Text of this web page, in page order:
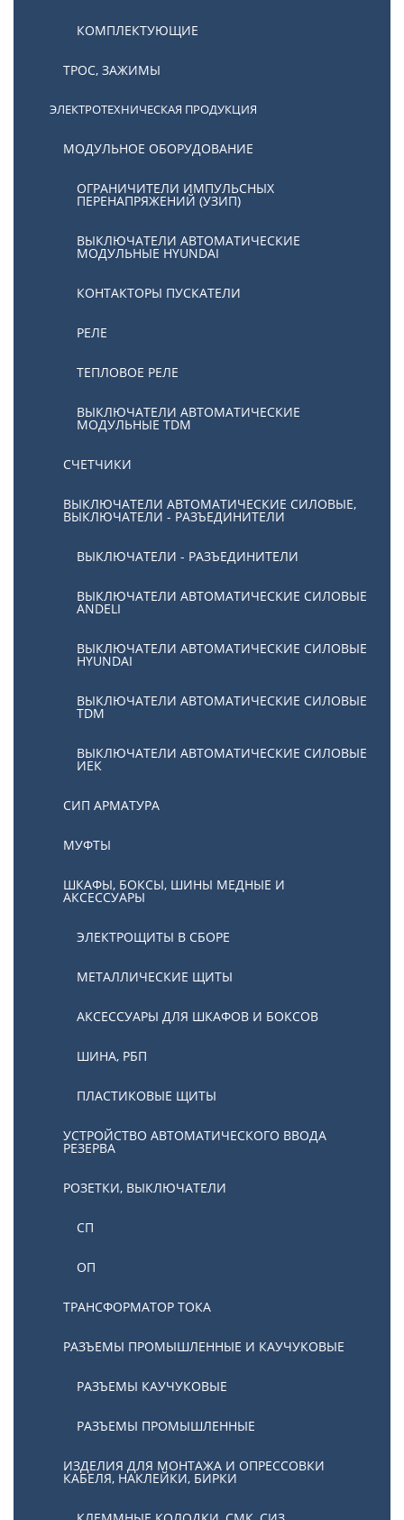
КОМПЛЕКТУЮЩИЕ
ТРОС, ЗАЖИМЫ
ЭЛЕКТРОТЕХНИЧЕСКАЯ ПРОДУКЦИЯ
МОДУЛЬНОЕ ОБОРУДОВАНИЕ
ОГРАНИЧИТЕЛИ ИМПУЛЬСНЫХ
ПЕРЕНАПРЯЖЕНИЙ (УЗИП)
ВЫКЛЮЧАТЕЛИ АВТОМАТИЧЕСКИЕ
МОДУЛЬНЫЕ HYUNDAI
КОНТАКТОРЫ ПУСКАТЕЛИ
РЕЛЕ
ТЕПЛОВОЕ РЕЛЕ
ВЫКЛЮЧАТЕЛИ АВТОМАТИЧЕСКИЕ
МОДУЛЬНЫЕ TDM
СЧЕТЧИКИ
ВЫКЛЮЧАТЕЛИ АВТОМАТИЧЕСКИЕ СИЛОВЫЕ,
ВЫКЛЮЧАТЕЛИ - РАЗЪЕДИНИТЕЛИ
ВЫКЛЮЧАТЕЛИ - РАЗЪЕДИНИТЕЛИ
ВЫКЛЮЧАТЕЛИ АВТОМАТИЧЕСКИЕ СИЛОВЫЕ
ANDELI
ВЫКЛЮЧАТЕЛИ АВТОМАТИЧЕСКИЕ СИЛОВЫЕ
HYUNDAI
ВЫКЛЮЧАТЕЛИ АВТОМАТИЧЕСКИЕ СИЛОВЫЕ
TDM
ВЫКЛЮЧАТЕЛИ АВТОМАТИЧЕСКИЕ СИЛОВЫЕ
ИЕК
СИП АРМАТУРА
МУФТЫ
ШКАФЫ, БОКСЫ, ШИНЫ МЕДНЫЕ И
АКСЕССУАРЫ
ЭЛЕКТРОЩИТЫ В СБОРЕ
МЕТАЛЛИЧЕСКИЕ ЩИТЫ
АКСЕССУАРЫ ДЛЯ ШКАФОВ И БОКСОВ
ШИНА, РБП
ПЛАСТИКОВЫЕ ЩИТЫ
УСТРОЙСТВО АВТОМАТИЧЕСКОГО ВВОДА
РЕЗЕРВА
РОЗЕТКИ, ВЫКЛЮЧАТЕЛИ
СП
ОП
ТРАНСФОРМАТОР ТОКА
РАЗЪЕМЫ ПРОМЫШЛЕННЫЕ И КАУЧУКОВЫЕ
РАЗЪЕМЫ КАУЧУКОВЫЕ
РАЗЪЕМЫ ПРОМЫШЛЕННЫЕ
ИЗДЕЛИЯ ДЛЯ МОНТАЖА И ОПРЕССОВКИ
КАБЕЛЯ, НАКЛЕЙКИ, БИРКИ